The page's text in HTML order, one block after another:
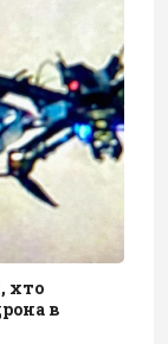
хто
в